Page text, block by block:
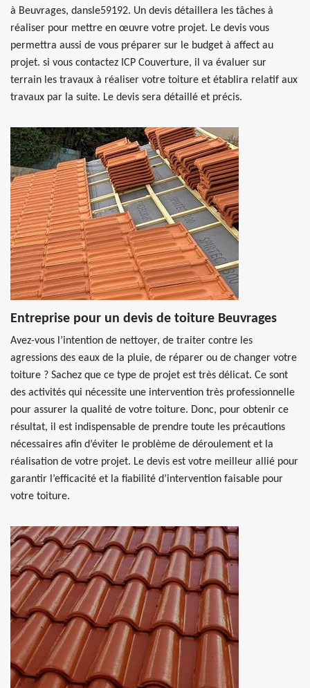
à Beuvrages, dansle59192. Un devis détaillera les tâches à
réaliser pour mettre en œuvre votre projet. Le devis vous
permettra aussi de vous préparer sur le budget à affect au
projet. si vous contactez ICP Couverture, il va évaluer sur
terrain les travaux à réaliser votre toiture et établira relatif aux
travaux par la suite. Le devis sera détaillé et précis.
Entreprise pour un devis de toiture Beuvrages
Avez-vous l’intention de nettoyer, de traiter contre les
agressions des eaux de la pluie, de réparer ou de changer votre
toiture ? Sachez que ce type de projet est très délicat. Ce sont
des activités qui nécessite une intervention très professionnelle
pour assurer la qualité de votre toiture. Donc, pour obtenir ce
résultat, il est indispensable de prendre toute les précautions
nécessaires afin d’éviter le problème de déroulement et la
réalisation de votre projet. Le devis est votre meilleur allié pour
garantir l’efficacité et la fiabilité d’intervention faisable pour
votre toiture.